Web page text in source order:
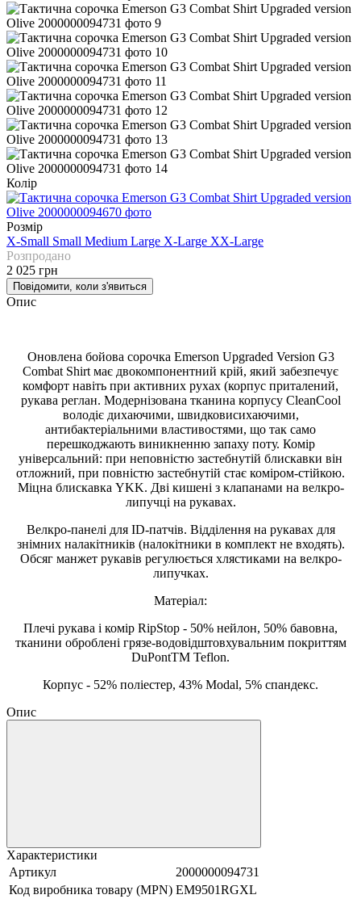
Колір
Розмір
X-Small Small Medium Large X-Large XX-Large
Розпродано
2 025 грн
Повідомити, коли з'явиться
Опис
Оновлена ​​бойова сорочка Emerson Upgraded Version G3
Combat Shirt має двокомпонентний крій, який забезпечує
комфорт навіть при активних рухах (корпус приталений,
рукава реглан. Модернізована тканина корпусу CleanCool
володіє дихаючими, швидковисихаючими,
антибактеріальними властивостями, що так само
перешкоджають виникненню запаху поту. Комір
універсальний: при неповністю застебнутій блискавки він
отложний, при повністю застебнутій стає коміром-стійкою.
Міцна блискавка YKK. Дві кишені з клапанами на велкро-
липучці на рукавах.
Велкро-панелі для ID-патчів. Відділення на рукавах для
знімних налакітників (налокітники в комплект не входять).
Обсяг манжет рукавів регулюється хлястиками на велкро-
липучках.
Матеріал:
Плечі рукава і комір RipStop - 50% нейлон, 50% бавовна,
тканини оброблені грязе-водовідштовхувальним покриттям
DuPontTM Teflon.
Корпус - 52% поліестер, 43% Modal, 5% спандекс.
Опис
Характеристики
Артикул
2000000094731
Код виробника товару (MPN) EM9501RGXL